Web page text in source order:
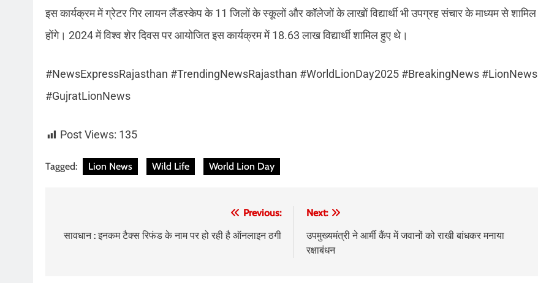
इस कार्यक्रम में ग्रेटर गिर लायन लैंडस्केप के 11 जिलों के स्कूलों और कॉलेजों के लाखों विद्यार्थी भी उपग्रह संचार के माध्यम से शामिल
होंगे। 2024 में विश्व शेर दिवस पर आयोजित इस कार्यक्रम में 18.63 लाख विद्यार्थी शामिल हुए थे।
#NewsExpressRajasthan #TrendingNewsRajasthan #WorldLionDay2025 #BreakingNews #LionNews
#GujratLionNews
Post Views: 135
Tagged: Lion News Wild Life World Lion Day
navigation
Previous:
सावधान : इनकम टैक्स रिफंड के नाम पर हो रही है ऑनलाइन ठगी
Next:
उपमुख्यमंत्री ने आर्मी कैंप में जवानों को राखी बांधकर मनाया
रक्षाबंधन